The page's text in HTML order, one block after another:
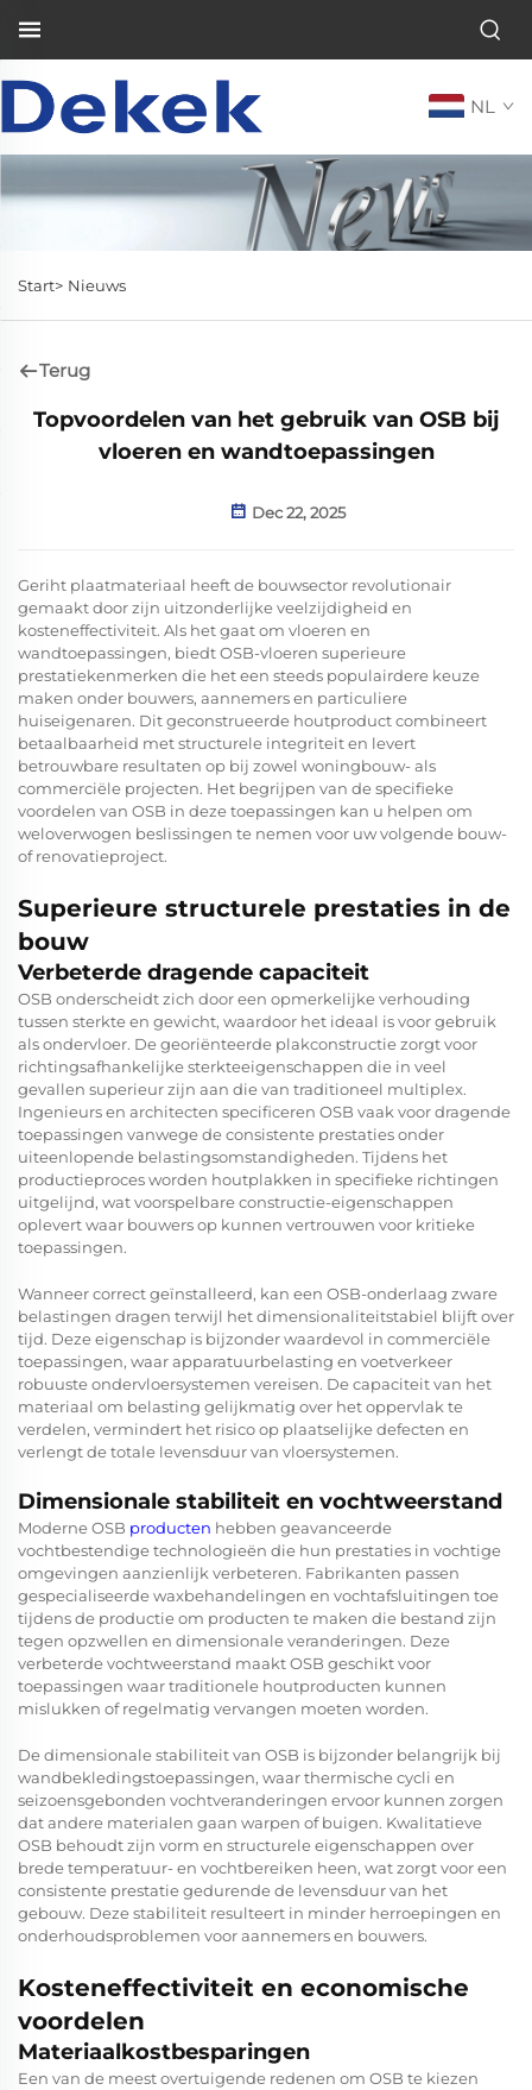
NL
Start> Nieuws
Terug
Topvoordelen van het gebruik van OSB bij
vloeren en wandtoepassingen
Dec 22, 2025
Geriht plaatmateriaal heeft de bouwsector revolutionair
gemaakt door zijn uitzonderlijke veelzijdigheid en
kosteneffectiviteit. Als het gaat om vloeren en
wandtoepassingen, biedt OSB-vloeren superieure
prestatiekenmerken die het een steeds populairdere keuze
maken onder bouwers, aannemers en particuliere
huiseigenaren. Dit geconstrueerde houtproduct combineert
betaalbaarheid met structurele integriteit en levert
betrouwbare resultaten op bij zowel woningbouw- als
commerciële projecten. Het begrijpen van de specifieke
voordelen van OSB in deze toepassingen kan u helpen om
weloverwogen beslissingen te nemen voor uw volgende bouw-
of renovatieproject.
Superieure structurele prestaties in de
bouw
Verbeterde dragende capaciteit
OSB onderscheidt zich door een opmerkelijke verhouding
tussen sterkte en gewicht, waardoor het ideaal is voor gebruik
als ondervloer. De georiënteerde plakconstructie zorgt voor
richtingsafhankelijke sterkteeigenschappen die in veel
gevallen superieur zijn aan die van traditioneel multiplex.
Ingenieurs en architecten specificeren OSB vaak voor dragende
toepassingen vanwege de consistente prestaties onder
uiteenlopende belastingsomstandigheden. Tijdens het
productieproces worden houtplakken in specifieke richtingen
uitgelijnd, wat voorspelbare constructie-eigenschappen
oplevert waar bouwers op kunnen vertrouwen voor kritieke
toepassingen.
Wanneer correct geïnstalleerd, kan een OSB-onderlaag zware
belastingen dragen terwijl het dimensionaliteitstabiel blijft over
tijd. Deze eigenschap is bijzonder waardevol in commerciële
toepassingen, waar apparatuurbelasting en voetverkeer
robuuste ondervloersystemen vereisen. De capaciteit van het
materiaal om belasting gelijkmatig over het oppervlak te
verdelen, vermindert het risico op plaatselijke defecten en
verlengt de totale levensduur van vloersystemen.
Dimensionale stabiliteit en vochtweerstand
Moderne OSB producten hebben geavanceerde
vochtbestendige technologieën die hun prestaties in vochtige
omgevingen aanzienlijk verbeteren. Fabrikanten passen
gespecialiseerde waxbehandelingen en vochtafsluitingen toe
tijdens de productie om producten te maken die bestand zijn
tegen opzwellen en dimensionale veranderingen. Deze
verbeterde vochtweerstand maakt OSB geschikt voor
toepassingen waar traditionele houtproducten kunnen
mislukken of regelmatig vervangen moeten worden.
De dimensionale stabiliteit van OSB is bijzonder belangrijk bij
wandbekledingstoepassingen, waar thermische cycli en
seizoensgebonden vochtveranderingen ervoor kunnen zorgen
dat andere materialen gaan warpen of buigen. Kwalitatieve
OSB behoudt zijn vorm en structurele eigenschappen over
brede temperatuur- en vochtbereiken heen, wat zorgt voor een
consistente prestatie gedurende de levensduur van het
gebouw. Deze stabiliteit resulteert in minder herroepingen en
onderhoudsproblemen voor aannemers en bouwers.
Kosteneffectiviteit en economische
voordelen
Materiaalkostbesparingen
Een van de meest overtuigende redenen om OSB te kiezen